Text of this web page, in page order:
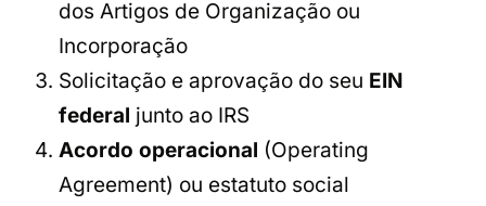
dos Artigos de Organização ou
Incorporação
Solicitação e aprovação do seu EIN
federal junto ao IRS
Acordo operacional (Operating
Agreement) ou estatuto social